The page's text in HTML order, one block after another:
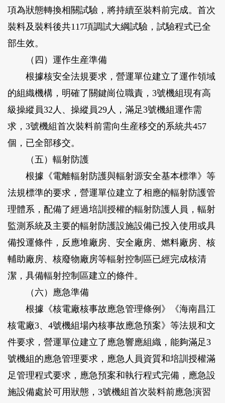
項為狀態轉換相關試驗，將持續至裝料前完成。首次
裝料及裝料後共117項調試大綱試驗，試驗程式已全
部生效。
（四）運作生産準備
根據核安全法規要求，營運單位建立了運作領域
的組織機構，明確了關鍵崗位職責，3號機組現有高
級操縱員32人、操縱員29人，滿足3號機組運作需
求，3號機組首次裝料前需向生産移交的系統共457
個，已全部移交。
（五）輻射防護
根據《電離輻射防護與輻射源安全基本標準》等
法規標準的要求，營運單位建立了相應的輻射防護管
理體系，配備了經過培訓授權的輻射防護人員，輻射
監測系統及主要的輻射防護設施設備已投入使用或具
備投運條件，反應堆廠房、安全廠房、燃料廠房、核
輔助廠房、核廢物廠房等輻射控制區已經完成核清
潔，具備輻射控制區建立的條件。
（六）應急準備
根據《核電廠核事故應急管理條例》《海南昌江
核電廠3、4號機組場內核事故應急預案》等法規和文
件要求，營運單位建立了應急響應組織，能夠滿足3
號機組的應急管理要求，應急人員資質和培訓授權滿
足管理程式要求，應急預案和執行程式完備，應急設
施設備處於可用狀態，3號機組首次裝料前應急演習